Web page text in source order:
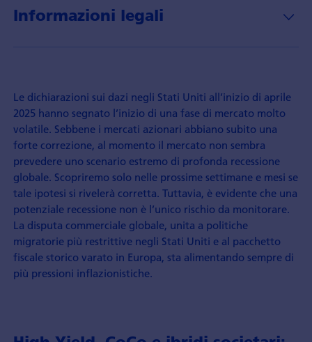
Informazioni legali
Le dichiarazioni sui dazi negli Stati Uniti all’inizio di aprile
2025 hanno segnato l’inizio di una fase di mercato molto
volatile. Sebbene i mercati azionari abbiano subito una
forte correzione, al momento il mercato non sembra
prevedere uno scenario estremo di profonda recessione
globale. Scopriremo solo nelle prossime settimane e mesi se
tale ipotesi si rivelerà corretta. Tuttavia, è evidente che una
potenziale recessione non è l’unico rischio da monitorare.
La disputa commerciale globale, unita a politiche
migratorie più restrittive negli Stati Uniti e al pacchetto
fiscale storico varato in Europa, sta alimentando sempre di
più pressioni inflazionistiche.